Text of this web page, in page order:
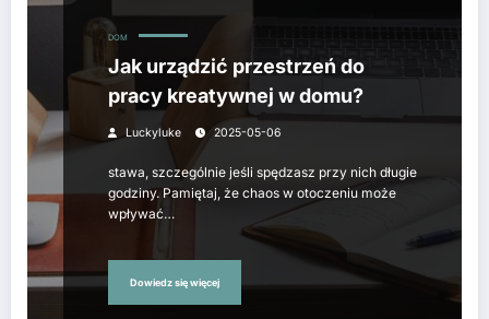
DOM
Jak urządzić przestrzeń do
pracy kreatywnej w domu?
Luckyluke 2025-05-06
stawa, szczególnie jeśli spędzasz przy nich długie
godziny. Pamiętaj, że chaos w otoczeniu może
wpływać…
Dowiedz się więcej